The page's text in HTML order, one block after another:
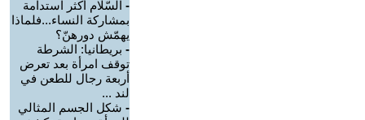
- السّلام أكثر استدامة
بمشاركة النساء...فلماذا
يهمّش دورهنّ؟
- بريطانيا: الشرطة
توقف امرأة بعد تعرض
أربعة رجال للطعن في
لند ...
- شكل الجسم المثالي